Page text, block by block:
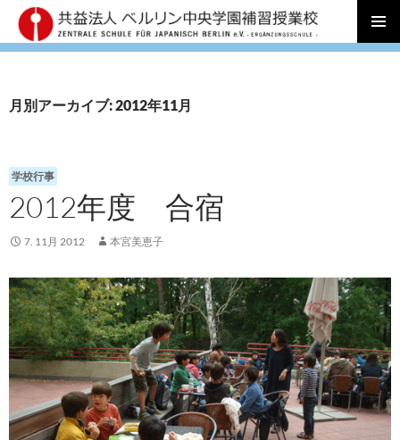
メインメ
コ
ン
ツ
キ
ッ
プ
月別アーカイブ: 2012年11月
学校行事
2012年度 合宿
7. 11月 2012 本宮美恵子